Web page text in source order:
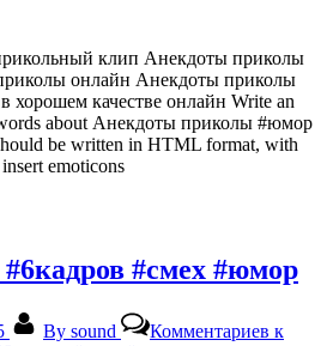
клип Анекдоты приколы
онлайн Анекдоты приколы
хорошем качестве онлайн Write an
about Анекдоты приколы #юмор
be written in HTML format, with
emoticons
#смех #юмор
By sound Комментариев к